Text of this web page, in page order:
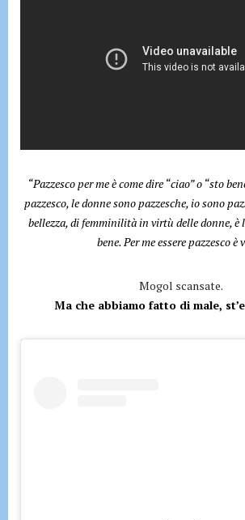
“Pazzesco per me è come dire “ciao” o “sto
pazzesco, le donne sono pazzesche, io sono
bellezza, di femminilità in virtù delle donne, è
bene. Per me essere pazzesco è
Mogol scansate.
Ma che abbiamo fatto di male,